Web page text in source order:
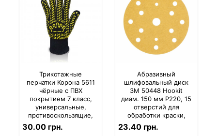
Трикотажные
перчатки Корона 5611
чёрные с ПВХ
покрытием 7 класс,
универсальные,
противоскользящие,
многоразовые
30.00 грн.
Абразивный
шлифовальный диск
3M 50448 Hookit
диам. 150 мм P220, 15
отверстий для
обработки краски,
нержавейки,
алюминия и цветных
23.40 грн.